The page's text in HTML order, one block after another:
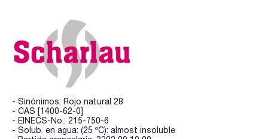
- Sinónimos: Rojo natural 28
- CAS [1400-62-0]
- EINECS-No.: 215-750-6
- Solub. en agua: (25 ºC): almost insoluble